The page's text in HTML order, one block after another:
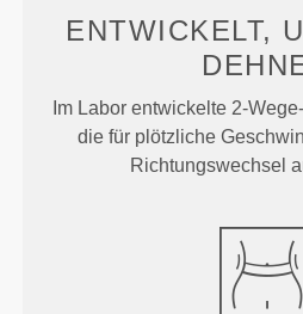
ENTWICKELT,
Im Labor entwickelte 2-
die für plötzliche
Richtungswechsel